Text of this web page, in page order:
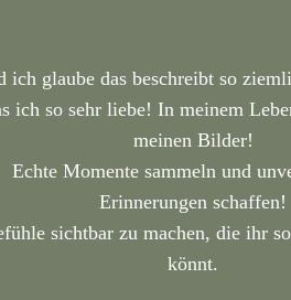
ich glaube das beschreibt so
ich so sehr liebe! In meinem
meinen Bilder!
Echte Momente sammeln und
Erinnerungen schaffen!
sichtbar zu machen, die ihr
könnt.